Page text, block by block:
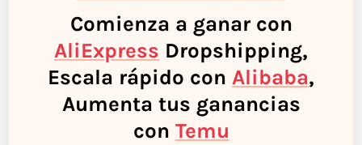
Comienza a ganar con
AliExpress Dropshipping,
Escala rápido con Alibaba,
Aumenta tus ganancias
con Temu